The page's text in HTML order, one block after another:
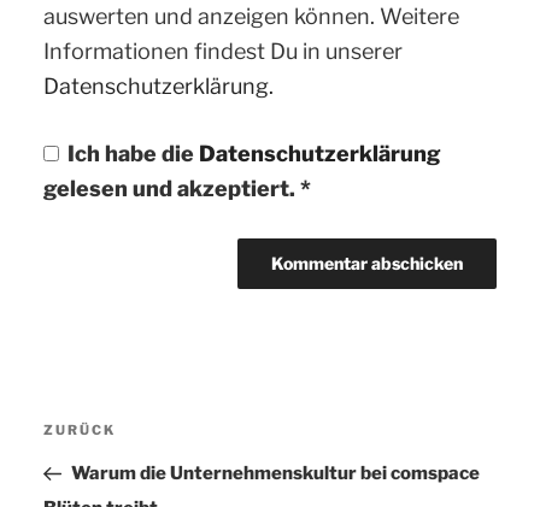
auswerten und anzeigen können. Weitere
Informationen findest Du in unserer
Datenschutzerklärung.
Ich habe die Datenschutzerklärung
gelesen und akzeptiert. *
Vorheriger
Beitrag
ZURÜCK
Warum die Unternehmenskultur bei comspace